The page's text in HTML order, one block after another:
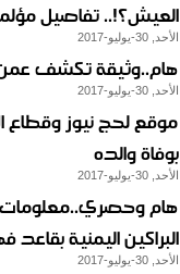
العيش؟!.. تفاصيل
الأحد, 30-يوليو-2017
هام..وثيقة تكشف عمن
الأحد, 30-يوليو-2017
موقع لحج نيوز وقطاع
بوفاة والده
الأحد, 30-يوليو-2017
هام
البراكين اليمنية
الأحد, 30-يوليو-2017